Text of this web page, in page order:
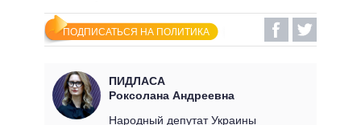
ЛЕНТА
СОБЫТИЯ
СТАТЬИ
МНЕНИЯ
ОБЗОРЫ
ПОЛИТИКА
ЭКОНОМИКА
МИР
ОБЕЩАНИЯ
ВСЕ ПОЛИТИКИ
ПРЕЗИДЕНТ И ОФИС
ИНФОГРАФИКА
ПОДПИСАТЬСЯ НА ПОЛИТИКА
ПИДЛАСА
Роксолана Андреевна
Народный депутат Украины